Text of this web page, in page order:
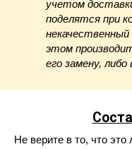
учетом
поделятся при
этом
его замену,
Не верите в то, что